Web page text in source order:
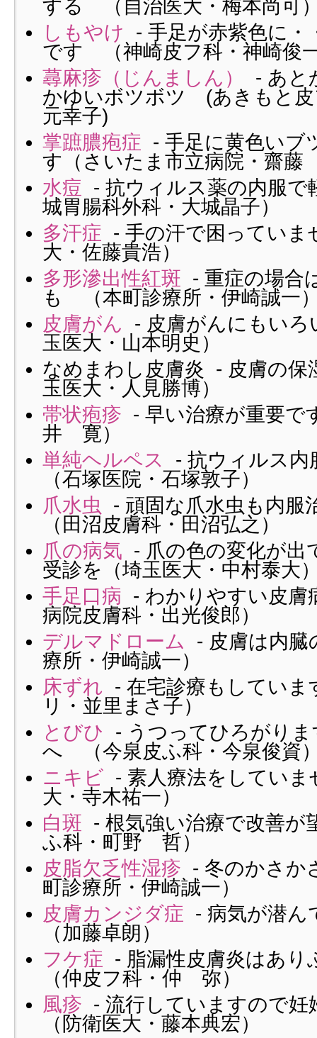
する （自治医大・梅本尚可
しもやけ - 手足が赤紫色に
です （神崎皮フ科・神崎俊
蕁麻疹（じんましん）
- あと
かゆいボツボツ (あきもと皮
元幸子)
掌蹠膿疱症 - 手足に黄色いブ
す（さいたま市立病院・齋
水痘 - 抗ウィルス薬の内服
城胃腸科外科・大城晶子）
多汗症 - 手の汗で困ってい
大・佐藤貴浩）
多形滲出性紅斑 - 重症の場合
も （本町診療所・伊崎誠一
皮膚がん - 皮膚がんにもい
玉医大・山本明史）
なめまわし皮膚炎 - 皮膚の
玉医大・人見勝博）
帯状疱疹 - 早い治療が重要で
井 寛）
単純ヘルペス
- 抗ウィルス
（石塚医院・石塚敦子）
爪水虫 - 頑固な爪水虫も内
（田沼皮膚科・田沼弘之）
爪の病気 - 爪の色の変化が出
受診を（埼玉医大・中村泰大
手足口病 - わかりやすい皮
病院皮膚科・出光俊郎）
デルマドローム
- 皮膚は内
療所・伊崎誠一）
床ずれ - 在宅診療もしてい
リ・並里まさ子）
とびひ - うつってひろがり
へ （今泉皮ふ科・今泉俊資
ニキビ - 素人療法をしてい
大・寺木祐一）
白斑 - 根気強い治療で改善
ふ科・町野 哲）
皮脂欠乏性湿疹 - 冬のかさ
町診療所・伊崎誠一）
皮膚カンジダ症 - 病気が潜
（加藤卓朗）
フケ症 - 脂漏性皮膚炎はあ
（仲皮フ科・仲 弥）
風疹 - 流行していますので
（防衛医大・藤本典宏）